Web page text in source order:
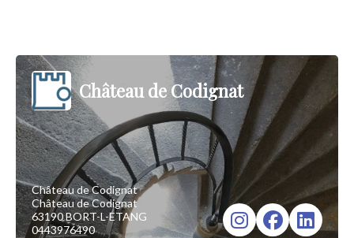
Château de Codignat
Château de Codignat
Château de Codignat
63190 BORT-L-ETANG
0443976490